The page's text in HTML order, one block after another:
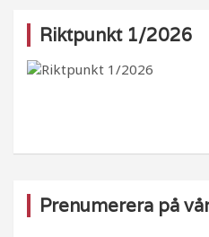
e
b
k
g
ra
o
k
Riktpunkt 1/2026
Prenumerera på